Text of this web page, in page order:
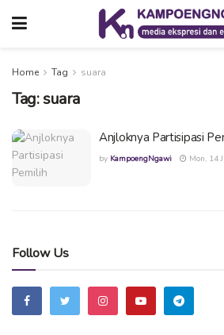
Home Tag suara
Tag:suara
Anjloknya Partisipasi
by KampoengNgawi Mon, 14
Follow Us